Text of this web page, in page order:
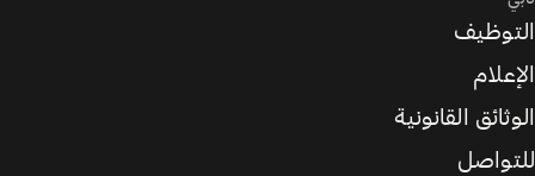
التوظيف
الإعلام
الوثائق القانونية
للتواصل